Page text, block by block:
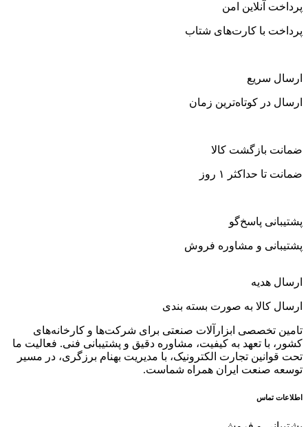
پرداخت آنلاین امن
پرداخت با کارت‌های شتاب
ارسال سریع
ارسال در کوتاه‌ترین زمان
ضمانت بازگشت کالا
ضمانت تا حداکثر ۱ روز
پشتیبانی پاسخ‌گو
پشتیبانی و مشاوره فروش
ارسال هدیه
ارسال کالا به صورت بسته بندی
تامین تخصصی ابزارآلات صنعتی برای شرکت‌ها و کارخانه‌های
کشور، با تعهد به کیفیت، مشاوره دقیق و پشتیبانی فنی. فعالیت ما
تحت قوانین تجارت الکترونیک، با مدیریت بهنام برزگری، در مسیر
توسعه صنعت ایران همراه شماست.
اطلاعات تماس